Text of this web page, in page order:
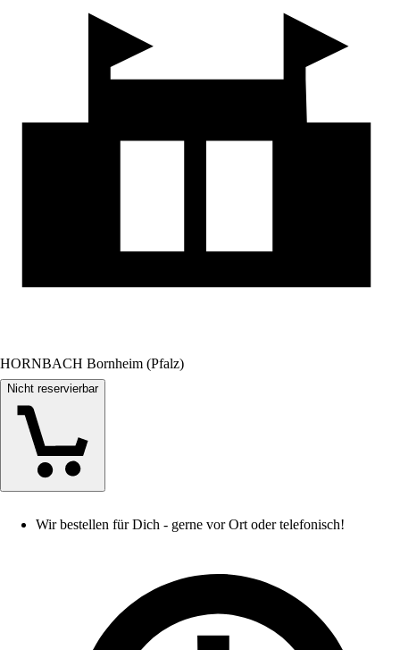
HORNBACH Bornheim (Pfalz)
Nicht reservierbar
Wir bestellen für Dich - gerne vor Ort oder telefonisch!